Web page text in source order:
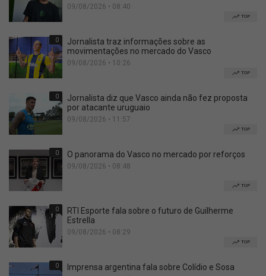
09/08/2026 • 08:40
TOP
0
Jornalista traz informações sobre as
movimentações no mercado do Vasco
09/08/2026 • 10:26
TOP
0
Jornalista diz que Vasco ainda não fez proposta
por atacante uruguaio
09/08/2026 • 11:57
TOP
0 O panorama do Vasco no mercado por reforços
09/08/2026 • 08:48
TOP
0
RTI Esporte fala sobre o futuro de Guilherme
Estrella
09/08/2026 • 08:29
TOP
0 Imprensa argentina fala sobre Colídio e Sosa